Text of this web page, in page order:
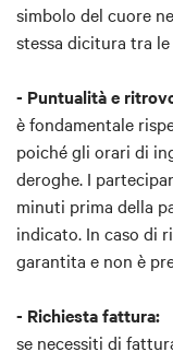
simbolo del cuore
stessa dicitura tra
- Puntualità e
è fondamentale
poiché gli orari di
deroghe. I
minuti prima della
indicato. In caso di
garantita e non è
- Richiesta fattura:
se necessiti di